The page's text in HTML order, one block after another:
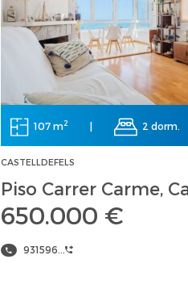
107 m2 | 2 dorm.
CASTELLDEFELS
Piso Carrer Carme,
650.000 €
931596...